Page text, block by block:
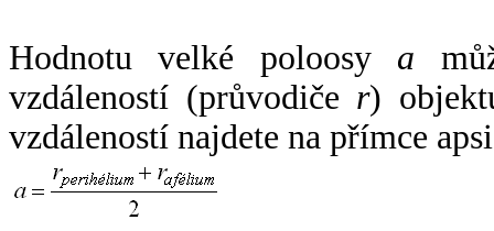
Hodnotu velké poloosy a
vzdáleností (průvodiče r)
vzdáleností najdete na přímce